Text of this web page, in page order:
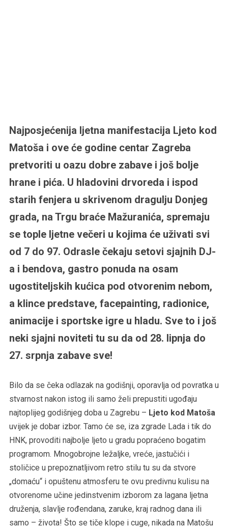
Najposjećenija ljetna manifestacija Ljeto kod
Matoša i ove će godine centar Zagreba
pretvoriti u oazu dobre zabave i još bolje
hrane i pića. U hladovini drvoreda i ispod
starih fenjera u skrivenom dragulju Donjeg
grada, na Trgu braće Mažuranića, spremaju
se tople ljetne večeri u kojima će uživati svi
od 7 do 97. Odrasle čekaju setovi sjajnih DJ-
a i bendova, gastro ponuda na osam
ugostiteljskih kućica pod otvorenim nebom,
a klince predstave, facepainting, radionice,
animacije i sportske igre u hladu. Sve to i još
neki sjajni noviteti tu su da od 28. lipnja do
27. srpnja zabave sve!
Bilo da se čeka odlazak na godišnji, oporavlja od povratka u
stvarnost nakon istog ili samo želi prepustiti ugođaju
najtoplijeg godišnjeg doba u Zagrebu – Ljeto kod Matoša
uvijek je dobar izbor. Tamo će se, iza zgrade Lada i tik do
HNK, provoditi najbolje ljeto u gradu popraćeno bogatim
programom. Mnogobrojne ležaljke, vreće, jastučići i
stoličice u prepoznatljivom retro stilu tu su da stvore
„domaću“ i opuštenu atmosferu te ovu predivnu kulisu na
otvorenome učine jedinstvenim izborom za lagana ljetna
druženja, slavlje rođendana, zaruke, kraj radnog dana ili
samo – života! Što se tiče klope i cuge, nikada na Matošu